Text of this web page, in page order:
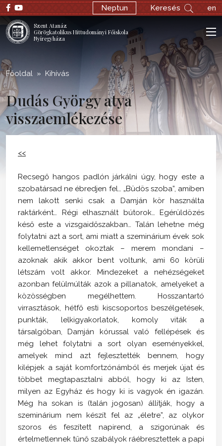
; Neptun Keresés en
Szent Atanáz
Görögkatolikus Hittudományi Főiskola
Nyíregyháza
Főoldal Kihívás
Dudás György atya
visszaemlékezése
<<
Recsegő hangos padlón járkálni úgy, hogy este a
szobatársad ne ébredjen fel… „Büdös szoba”, amiben
nem lakott senki csak a Damján kör használta
raktárként… Régi elhasznált bútorok… Egérüldözés
késő este a vizsgaidőszakban… Talán lehetne még
folytatni azt a sort, ami miatt a szeminárium évek sok
kellemetlenséget okoztak – merem mondani –
azoknak akik akkor bent voltunk, ami 60 körüli
létszám volt akkor. Mindezeket a nehézségeket
azonban felülmúlták azok a pillanatok, amelyeket a
közösségben megélhettem. Hosszantartó
virrasztások, hétfő esti kiscsoportos beszélgetések,
punkták, lelkigyakorlatok, komoly viták a
társalgóban, Damján kórussal való fellépések és
még lehet folytatni a sort olyan eseményekkel,
amelyek mind azt fejlesztették bennem, hogy
kilépjek a saját komfortzónámból és merjek újat és
többet megtapasztalni abból, hogy ki az Isten,
milyen az Egyház és hogy ki is vagyok én igazán.
Még ha sokan is (talán jogosan) állítják, hogy a
szeminárium nem készít fel az „életre”, az olykor
szoros és feszített napirend, a szigorúnak és
értelmetlennek tűnő szabályok ráébresztettek a papi